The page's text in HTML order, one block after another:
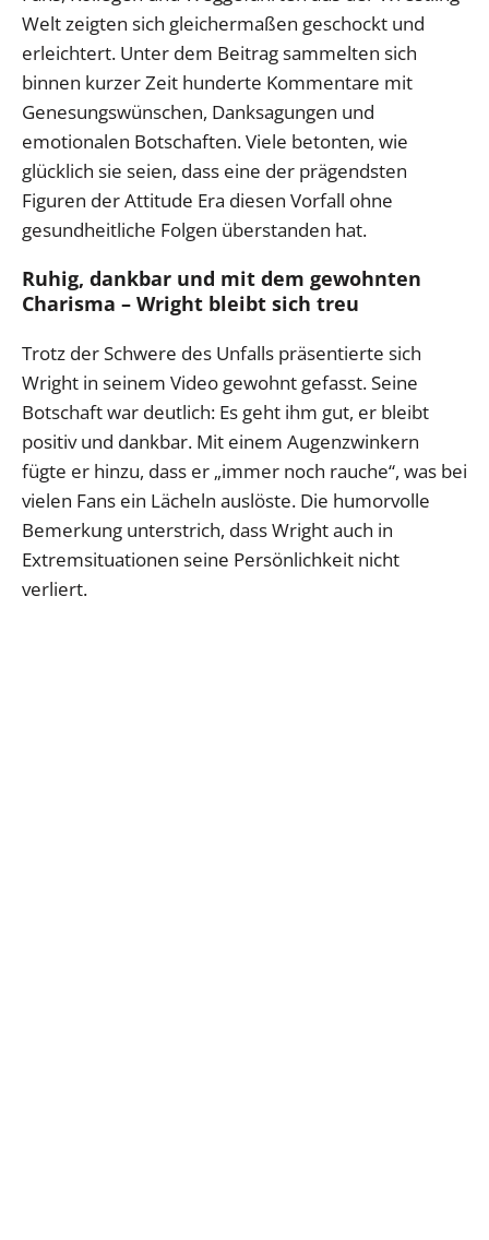
Welt zeigten sich gleichermaßen geschockt und
erleichtert. Unter dem Beitrag sammelten sich
binnen kurzer Zeit hunderte Kommentare mit
Genesungswünschen, Danksagungen und
emotionalen Botschaften. Viele betonten, wie
glücklich sie seien, dass eine der prägendsten
Figuren der Attitude Era diesen Vorfall ohne
gesundheitliche Folgen überstanden hat.
Ruhig, dankbar und mit dem gewohnten
Charisma – Wright bleibt sich treu
Trotz der Schwere des Unfalls präsentierte sich
Wright in seinem Video gewohnt gefasst. Seine
Botschaft war deutlich: Es geht ihm gut, er bleibt
positiv und dankbar. Mit einem Augenzwinkern
fügte er hinzu, dass er „immer noch rauche“, was bei
vielen Fans ein Lächeln auslöste. Die humorvolle
Bemerkung unterstrich, dass Wright auch in
Extremsituationen seine Persönlichkeit nicht
verliert.